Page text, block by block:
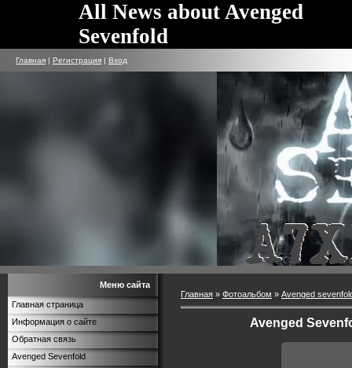
All News about Avenged
Sevenfold
Главная | Регистрация | Вход
Меню сайта
Главная страница
Информация о сайте
Обратная связь
Avenged Sevenfold
Главная » Фотоальбом » Avenged
Avenged